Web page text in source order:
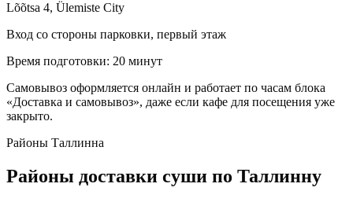
Lõõtsa 4, Ülemiste City
Вход со стороны парковки, первый этаж
Время подготовки: 20 минут
Самовывоз оформляется онлайн и работает по часам блока
«Доставка и самовывоз», даже если кафе для посещения уже
закрыто.
Районы Таллинна
Районы доставки суши по Таллинну